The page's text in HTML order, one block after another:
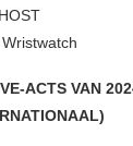
ACTS VAN